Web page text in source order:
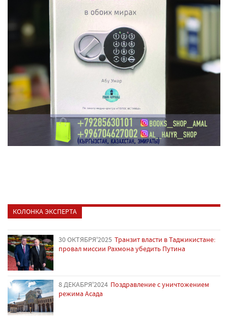
КОЛОНКА ЭКСПЕРТА
30 ОКТЯБРЯ'2025 Транзит власти в Таджикистане:
провал миссии Рахмона убедить Путина
8 ДЕКАБРЯ'2024 Поздравление с уничтожением
режима Асада